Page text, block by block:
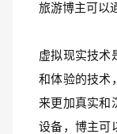
旅游博主可以
虚拟现实技术
和体验的技术
来更加真实和
设备，博主可